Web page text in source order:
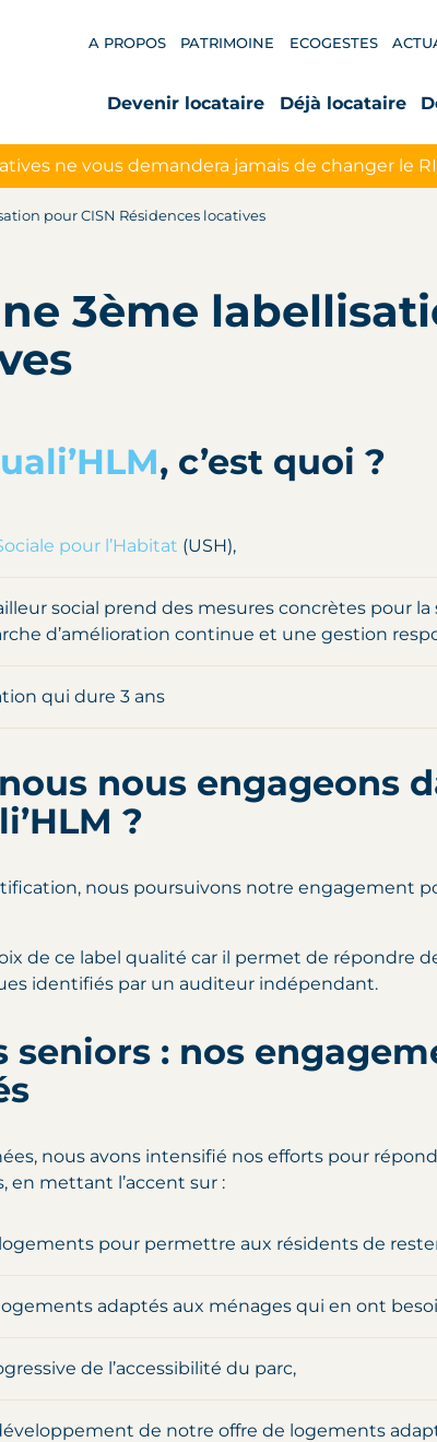
A PROPOS PATRIMOINE ECOGESTES
Devenir locataire Déjà locataire
ne vous demandera jamais de changer le
pour CISN Résidences locatives
3ème
, c’est quoi ?
pour l’Habitat (USH),
social prend des mesures concrètes pour
d’amélioration continue et une gestion
qui dure 3 ans
nous engageons
?
nous poursuivons notre engagement
de ce label qualité car il permet de répondre
identifiés par un auditeur indépendant.
seniors : nos
nous avons intensifié nos efforts pour
en mettant l’accent sur :
logements pour permettre aux résidents de
adaptés aux ménages qui en ont
de l’accessibilité du parc,
de notre offre de logements